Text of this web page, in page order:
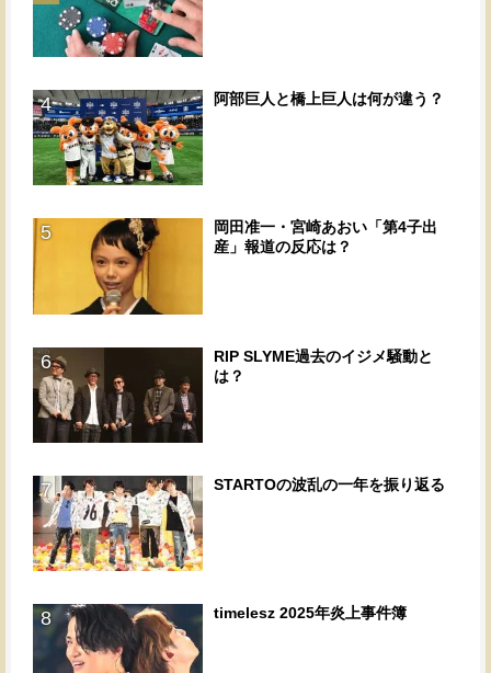
4 阿部巨人と橋上巨人は何が違う？
5
岡田准一・宮崎あおい「第4子出
産」報道の反応は？
6
RIP SLYME過去のイジメ騒動と
は？
7 STARTOの波乱の一年を振り返る
8 timelesz 2025年炎上事件簿